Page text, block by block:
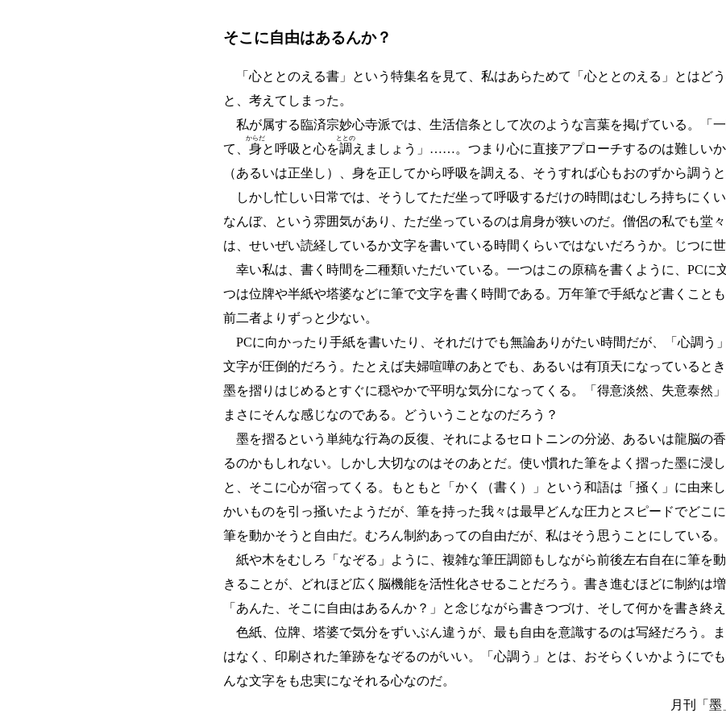
そこに自由はあるんか？
「心ととのえる書」という特集名を見て、私はあらためて「心ととのえる」とはど
と、考えてしまった。
私が属する臨済宗妙心寺派では、生活信条として次のような言葉を掲げている。「
て、 身
からだ
と呼吸と心を調
ととの
えましょう」……。つまり心に直接アプローチするのは難しい
（あるいは正坐し）、身を正してから呼吸を調える、そうすれば心もおのずから調う
しかし忙しい日常では、そうしてただ坐って呼吸するだけの時間はむしろ持ちにく
なんぼ、という雰囲気があり、ただ坐っているのは肩身が狭いのだ。僧侶の私でも堂
は、せいぜい読経しているか文字を書いている時間くらいではないだろうか。じつに世
幸い私は、書く時間を二種類いただいている。一つはこの原稿を書くように、PCに
つは位牌や半紙や塔婆などに筆で文字を書く時間である。万年筆で手紙など書くこと
前二者よりずっと少ない。
PCに向かったり手紙を書いたり、それだけでも無論ありがたい時間だが、「心調う
文字が圧倒的だろう。たとえば夫婦喧嘩のあとでも、あるいは有頂天になっているとき
墨を摺りはじめるとすぐに穏やかで平明な気分になってくる。「得意淡然、失意泰然」
まさにそんな感じなのである。どういうことなのだろう？
墨を摺るという単純な行為の反復、それによるセロトニンの分泌、あるいは龍脳の
るのかもしれない。しかし大切なのはそのあとだ。使い慣れた筆をよく摺った墨に浸
と、そこに心が宿ってくる。もともと「かく（書く）」という和語は「掻く」に由来
かいものを引っ掻いたようだが、筆を持った我々は最早どんな圧力とスピードでどこ
筆を動かそうと自由だ。むろん制約あっての自由だが、私はそう思うことにしている。
紙や木をむしろ「なぞる」ように、複雑な筆圧調節もしながら前後左右自在に筆を
きることが、どれほど広く脳機能を活性化させることだろう。書き進むほどに制約は
「あんた、そこに自由はあるんか？」と念じながら書きつづけ、そして何かを書き終え
色紙、位牌、塔婆で気分をずいぶん違うが、最も自由を意識するのは写経だろう。
はなく、印刷された筆跡をなぞるのがいい。「心調う」とは、おそらくいかようにで
んな文字をも忠実になそれる心なのだ。
月刊「